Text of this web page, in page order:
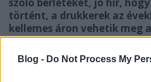
Blog - Do Not Process My
történt, a drukkerek az
kellemes áron vehetik meg
A Budapest Bank-Békéscsabai
2012/2013-as bajnoki idény